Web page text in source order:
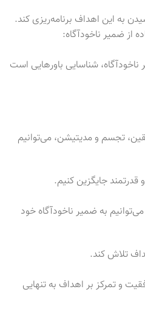
به این اهداف برنامه‌ریزی کند.
از ضمیر ناخودآگاه:
ناخودآگاه، شناسایی باورهایی است
تجسم و مدیتیشن، می‌توانیم
قدرتمند جایگزین کنیم.
به ضمیر ناخودآگاه خود
تلاش کند.
و تمرکز بر اهداف به تنهایی